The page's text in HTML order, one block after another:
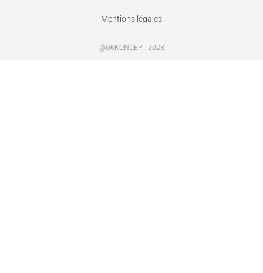
Mentions légales
@G6KONCEPT 2023